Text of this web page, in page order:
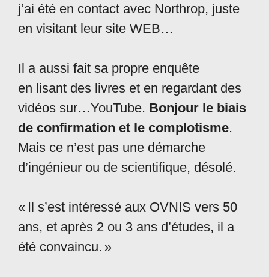
j’ai été en contact avec Northrop, juste
en visitant leur site WEB…
Il a aussi fait sa propre enquête
en lisant des livres et en regardant des
vidéos sur…YouTube. Bonjour le biais
de confirmation et le complotisme.
Mais ce n’est pas une démarche
d’ingénieur ou de scientifique, désolé.
« Il s’est intéressé aux OVNIS vers 50
ans, et après 2 ou 3 ans d’études, il a
été convaincu. »